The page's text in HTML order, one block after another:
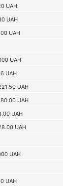
UAH
UAH
UAH
UAH
UAH
UAH
UAH
UAH
UAH
UAH
UAH